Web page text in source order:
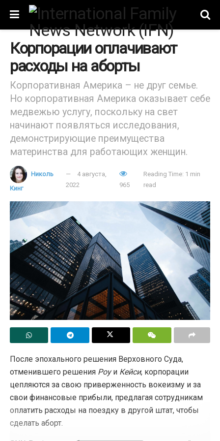
Корпорации оплачивают
расходы на аборты
Корпоративная Америка – не друг семье.
Но корпоративная Америка оказывает себе
медвежью услугу, поскольку на свет
начинают появляться исследования,
демонстрирующие преимущества
материнства для работающих женщин.
Николь
Кинг
4 августа,
2022
965
Reading Time: 1 min
read
После эпохального решения Верховного Суда,
отменившего решения Роуи Кейси, корпорации
цепляются за свою приверженность вокеизму и за
свои финансовые прибыли, предлагая сотрудникам
оплатить расходы на поездку в другой штат, чтобы
сделать аборт.